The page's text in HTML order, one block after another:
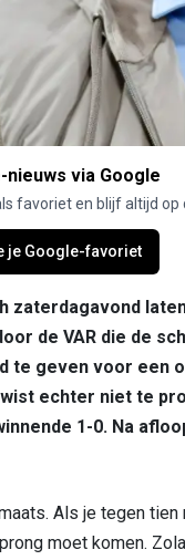
nieuws via Google
favoriet en blijf altijd
je Google-favoriet
zaterdagavond
de VAR die de
te geven voor een
wist echter niet te
1-0. Na
Als je tegen
moet komen.